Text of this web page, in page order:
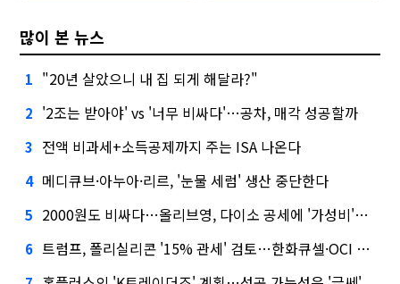
많이 본 뉴스
1 "20년 살았으니 내 집 되게 해달라?"
2 '2조는 받아야' vs '너무 비싸다'…공차, 매각 성공할까
3 전액 비과세+소득공제까지 주는 ISA 나온다
4 메디큐브·아누아·리르, '눈물 세럼' 생산 중단한다
5 2000원도 비싸다…올리브영, 다이소 공세에 '가성비'로 맞불
6 트럼프, 폴리실리콘 '15% 관세' 검토…한화큐셀·OCI 영향은?